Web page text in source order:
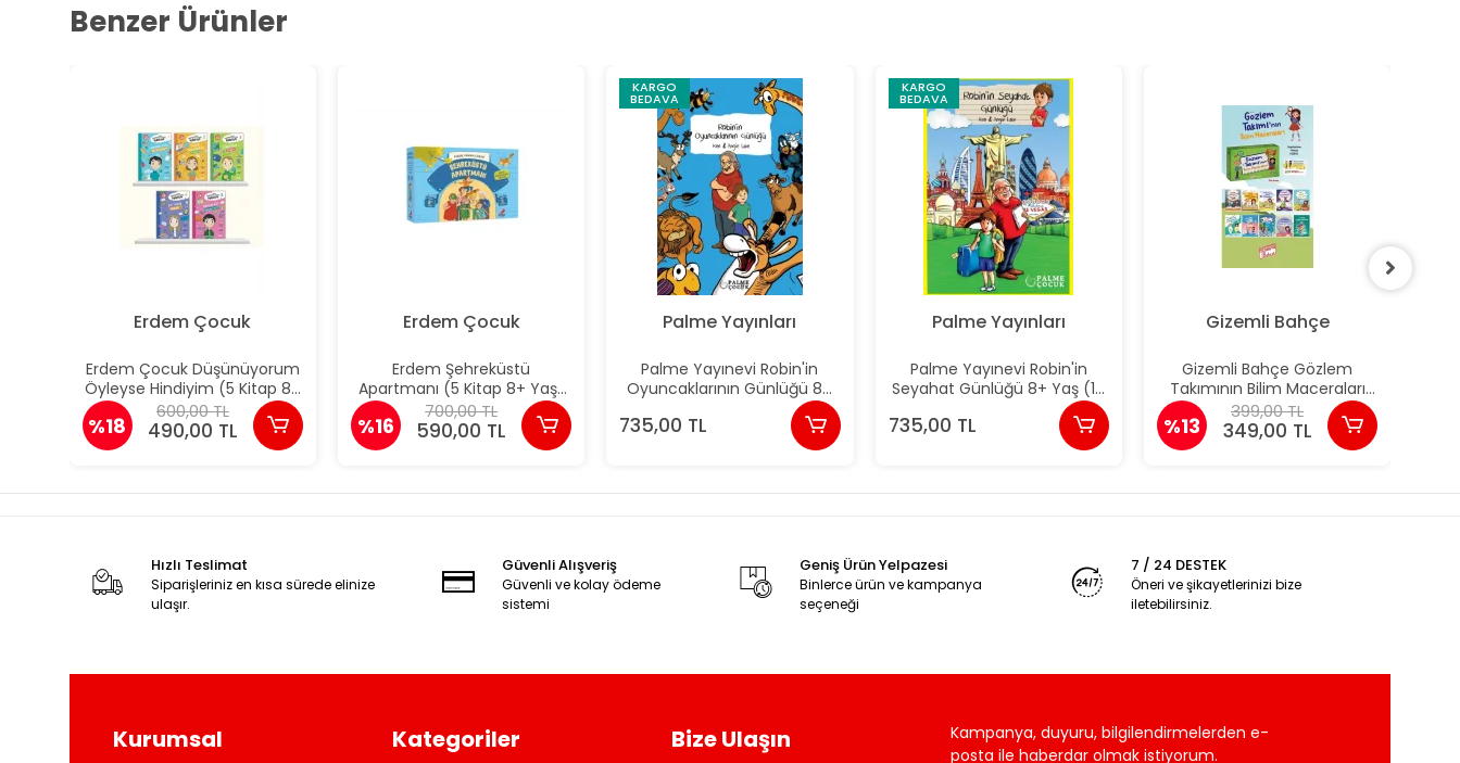
Benzer Ürünler
Erdem Çocuk
Erdem Çocuk Düşünüyorum
Öyleyse Hindiyim (5 Kitap 8+
Yaş)
%18
600,00 TL
490,00 TL
Erdem Çocuk
Erdem Şehreküstü
Apartmanı (5 Kitap 8+ Yaş)
Figen Yaman Coşar
%16
700,00 TL
590,00 TL
KARGO
BEDAVA
Palme Yayınları
Palme Yayınevi Robin'in
Oyuncaklarının Günlüğü 8+
735,00 TL
KARGO
BEDAVA
Palme Yayınları
Palme Yayınevi Robin'in
Seyahat Günlüğü 8+ Yaş (10
735,00 TL
Gizemli Bahçe
Gizemli Bahçe Gözlem
Takımının Bilim Maceraları
(64 Sayfa'lık)
%13
399,00 TL
349,00 TL
Hızlı Teslimat
Siparişleriniz en kısa sürede elinize
ulaşır.
Güvenli Alışveriş
Güvenli ve kolay ödeme
sistemi
Geniş Ürün Yelpazesi
Binlerce ürün ve kampanya
seçeneği
7 / 24 DESTEK
Öneri ve şikayetlerinizi bize
iletebilirsiniz.
Kurumsal Kategoriler Bize Ulaşın
Kampanya, duyuru, bilgilendirmelerden e-
posta ile haberdar olmak istiyorum.